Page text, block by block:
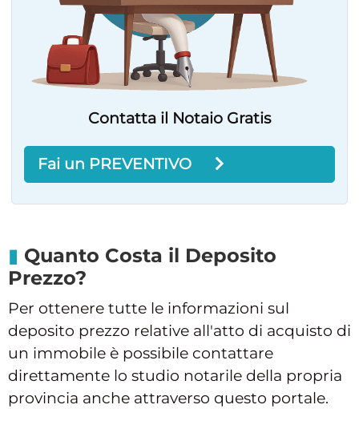
Contatta il Notaio Gratis
Fai un PREVENTIVO
Quanto Costa il Deposito
Prezzo?
Per ottenere tutte le informazioni sul
deposito prezzo relative all'atto di acquisto di
un immobile è possibile contattare
direttamente lo studio notarile della propria
provincia anche attraverso questo portale.